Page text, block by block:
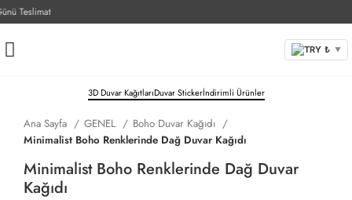
Teslimat
TRY ₺ ▼
3D Duvar KağıtlarıDuvar Stickerİndirimli Ürünler
Ana Sayfa GENEL
Boho Duvar Kağıdı
Minimalist Boho Renklerinde Dağ Duvar Kağıdı
Minimalist Boho Renklerinde Dağ Duvar
Kağıdı